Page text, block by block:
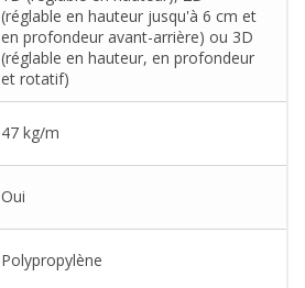
(réglable en hauteur jusqu'à 6 cm et
en profondeur avant-arrière) ou 3D
(réglable en hauteur, en profondeur
et rotatif)
47 kg/m
Oui
Polypropylène